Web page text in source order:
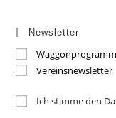
Newsletter
Waggonprogramm
Vereinsnewsletter
Ich stimme den